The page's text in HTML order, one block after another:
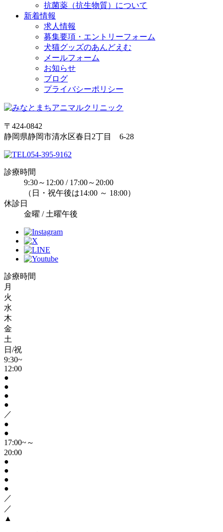
抗菌薬（抗生物質）について
新着情報
求人情報
募集要項・エントリーフォーム
犬猫グッズのあんどえむ
メールフォーム
お知らせ
ブログ
プライバシーポリシー
〒424-0842
静岡県静岡市清水区春日2丁目 6-28
054-395-9162
診療時間
9:30～12:00 / 17:00～20:00
（日・祝午後は14:00 ～ 18:00）
休診日
金曜 / 土曜午後
診療時間
月
火
水
木
金
土
日/祝
9:30~
12:00
●
●
●
●
／
●
●
17:00~～
20:00
●
●
●
●
／
／
▲